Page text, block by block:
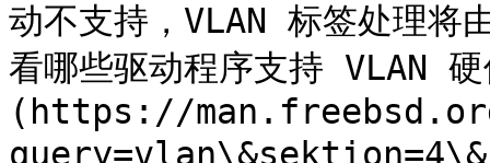
动不支持，VLAN 标签处理将
看哪些驱动程序支持 VLAN
(https://